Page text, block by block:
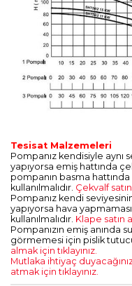
Tesisat Malzemeleri
Pompanız kendisiyle
yapıyorsa emiş hattında
pompanın basma
kullanılmalıdır. Çekvalf
Pompanız kendi
yapıyorsa hava
kullanılmalıdır. Klape satın
Pompanızın emiş anında
görmemesi için pislik
almak için tıklayınız.
Mutlaka ihtiyaç
atmak için tıklayınız.